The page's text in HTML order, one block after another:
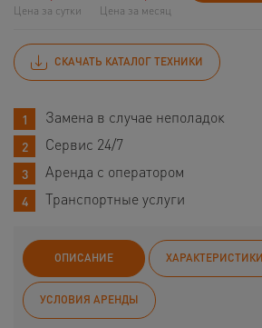
Цена за сутки Цена за месяц
СКАЧАТЬ КАТАЛОГ ТЕХНИКИ
Замена в случае неполадок
Сервис 24/7
Аренда с оператором
Транспортные услуги
ОПИСАНИЕ ХАРАКТЕРИСТИКИ
УСЛОВИЯ АРЕНДЫ